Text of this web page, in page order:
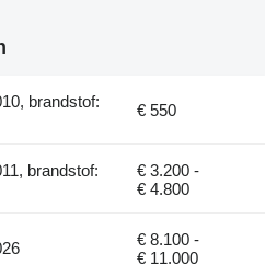
brandstof:
€ 550
brandstof:
€ 3.200 -
€ 4.800
€ 8.100 -
€ 11.000